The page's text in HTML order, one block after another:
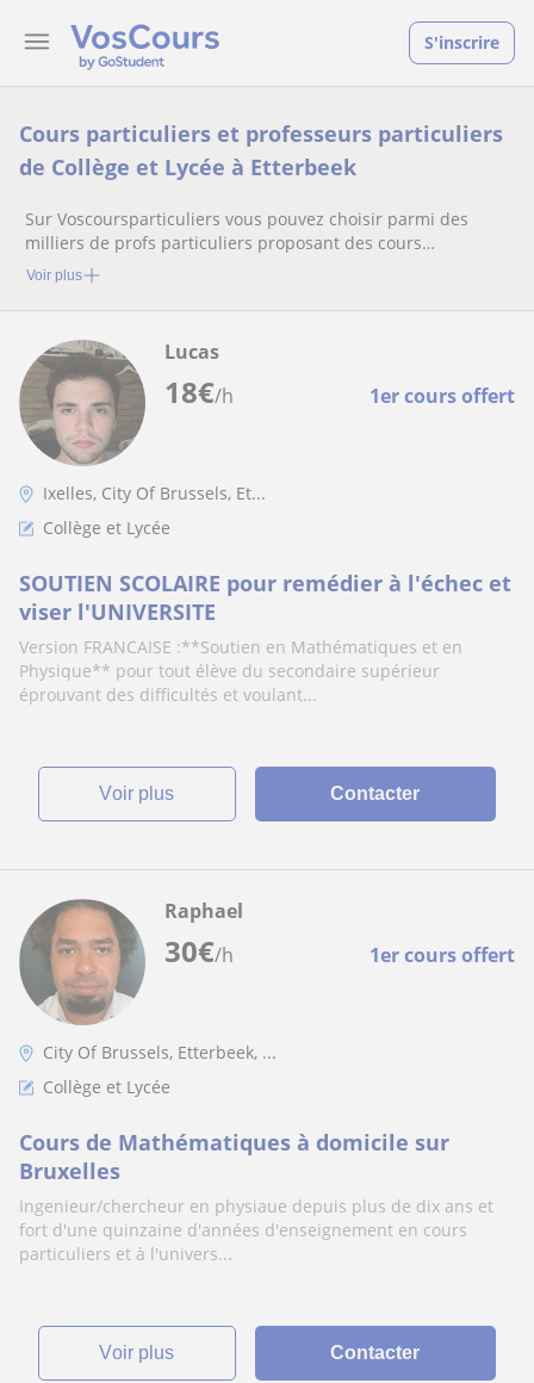
S'inscrire
Cours particuliers et professeurs particuliers
de Collège et Lycée à Etterbeek
Sur Voscoursparticuliers vous pouvez choisir parmi des
milliers de profs particuliers proposant des cours
particuliers
Voir plus
18€/h 1er cours offert
Lucas
Ixelles, City Of Brussels, Et...
Collège et Lycée
SOUTIEN SCOLAIRE pour remédier à l'échec et
viser l'UNIVERSITE
Version FRANCAISE :**Soutien en Mathématiques et en
Physique** pour tout élève du secondaire supérieur
éprouvant des difficultés et voulant...
voir plus Contacter
30€/h 1er cours offert
Raphael
City Of Brussels, Etterbeek, ...
Collège et Lycée
Cours de Mathématiques à domicile sur
Bruxelles
Ingenieur/chercheur en physiaue depuis plus de dix ans et
fort d'une quinzaine d'années d'enseignement en cours
particuliers et à l'univers...
voir plus Contacter